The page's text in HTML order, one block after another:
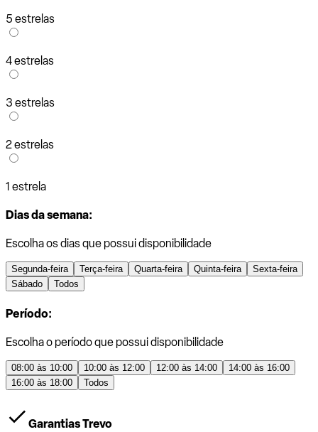
5 estrelas
4 estrelas
3 estrelas
2 estrelas
1 estrela
Dias da semana:
Escolha os dias que possui disponibilidade
Segunda-feira Terça-feira Quarta-feira Quinta-feira
Sexta-feira
Sábado
Todos
Período:
Escolha o período que possui disponibilidade
08:00 às 10:00 10:00 às 12:00 12:00 às 14:00
14:00 às 16:00
16:00 às 18:00
Todos
Garantias Trevo